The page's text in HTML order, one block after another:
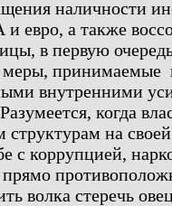
наличности
евро, а также
в первую
меры, принимаемые
внутренними
когда
на
с коррупцией,
волка стеречь